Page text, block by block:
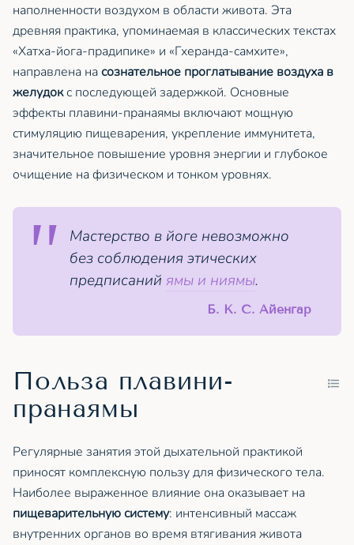
наполненности воздухом в области живота. Эта
древняя практика, упоминаемая в классических текстах
«Хатха-йога-прадипике» и «Гхеранда-самхите»,
направлена насознательное проглатывание воздуха в
желудокс последующей задержкой. Основные
эффекты плавини-пранаямы включают мощную
стимуляцию пищеварения, укрепление иммунитета,
значительное повышение уровня энергии и глубокое
очищение на физическом и тонком уровнях.
Мастерство в йоге невозможно
без соблюдения этических
предписаний ямы и ниямы.
Б. К. С. Айенгар
Польза плавини-
пранаямы
Регулярные занятия этой дыхательной практикой
приносят комплексную пользу для физического тела.
Наиболее выраженное влияние она оказывает на
пищеварительную систему: интенсивный массаж
внутренних органов во время втягивания живота